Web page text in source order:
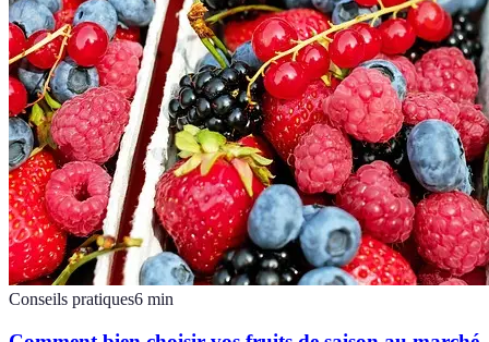
Conseils pratiques6 min